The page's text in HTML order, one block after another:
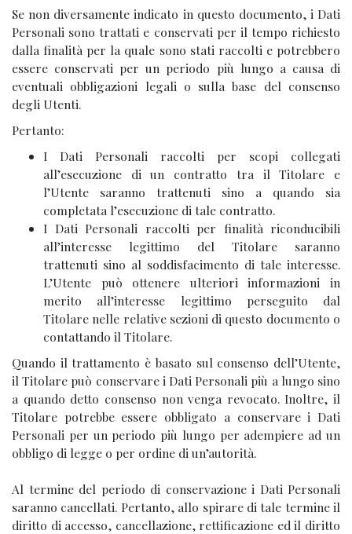
Se non diversamente indicato in questo documento, i Dati
Personali sono trattati e conservati per il tempo richiesto
dalla finalità per la quale sono stati raccolti e potrebbero
essere conservati per un periodo più lungo a causa di
eventuali obbligazioni legali o sulla base del consenso
degli Utenti.
Pertanto:
I Dati Personali raccolti per scopi collegati
all’esecuzione di un contratto tra il Titolare e
l’Utente saranno trattenuti sino a quando sia
completata l’esecuzione di tale contratto.
I Dati Personali raccolti per finalità riconducibili
all’interesse legittimo del Titolare saranno
trattenuti sino al soddisfacimento di tale interesse.
L’Utente può ottenere ulteriori informazioni in
merito all’interesse legittimo perseguito dal
Titolare nelle relative sezioni di questo documento o
contattando il Titolare.
Quando il trattamento è basato sul consenso dell’Utente,
il Titolare può conservare i Dati Personali più a lungo sino
a quando detto consenso non venga revocato. Inoltre, il
Titolare potrebbe essere obbligato a conservare i Dati
Personali per un periodo più lungo per adempiere ad un
obbligo di legge o per ordine di un’autorità.
Al termine del periodo di conservazione i Dati Personali
saranno cancellati. Pertanto, allo spirare di tale termine il
diritto di accesso, cancellazione, rettificazione ed il diritto